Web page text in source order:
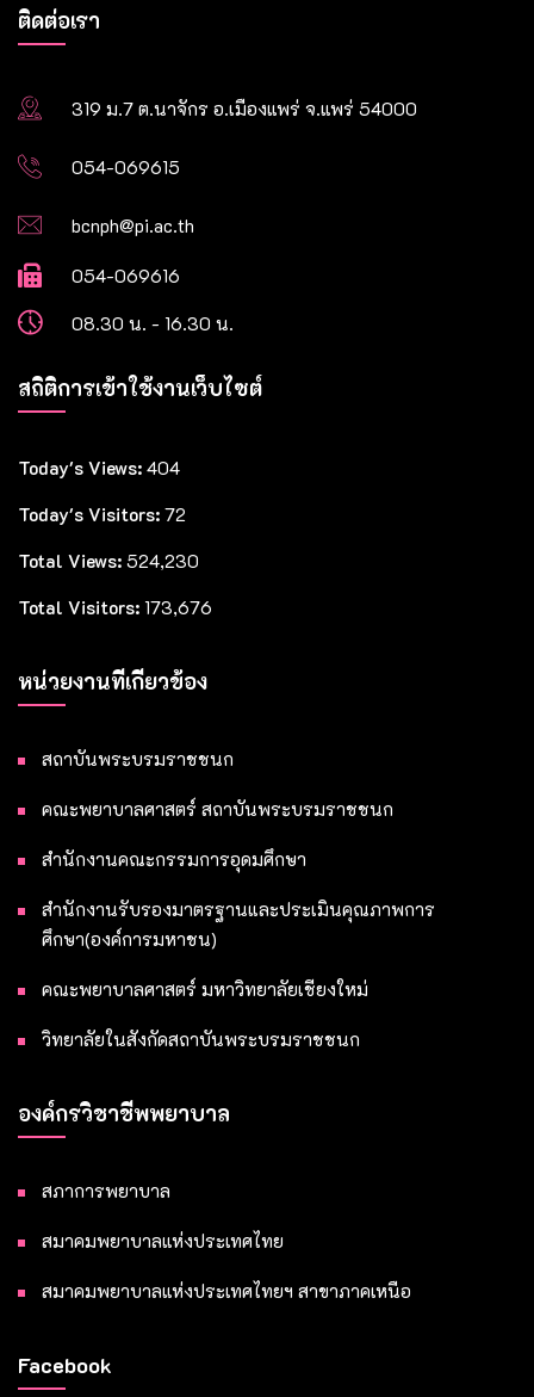
ติดต่อเรา
319 ม.7 ต.นาจักร อ.เมืองแพร่ จ.แพร่ 54000
054-069615
bcnph@pi.ac.th
054-069616
08.30 น. - 16.30 น.
สถิติการเข้าใช้งานเว็บไซต์
Today's Views: 404
Today's Visitors: 72
Total Views: 524,230
Total Visitors: 173,676
หน่วยงานที่เกี่ยวข้อง
สถาบันพระบรมราชชนก
คณะพยาบาลศาสตร์ สถาบันพระบรมราชชนก
สำนักงานคณะกรรมการอุดมศึกษา
สำนักงานรับรองมาตรฐานและประเมินคุณภาพการ
ศึกษา(องค์การมหาชน)
คณะพยาบาลศาสตร์ มหาวิทยาลัยเชียงใหม่
วิทยาลัยในสังกัดสถาบันพระบรมราชชนก
องค์กรวิชาชีพพยาบาล
สภาการพยาบาล
สมาคมพยาบาลแห่งประเทศไทย
สมาคมพยาบาลแห่งประเทศไทยฯ สาขาภาคเหนือ
Facebook